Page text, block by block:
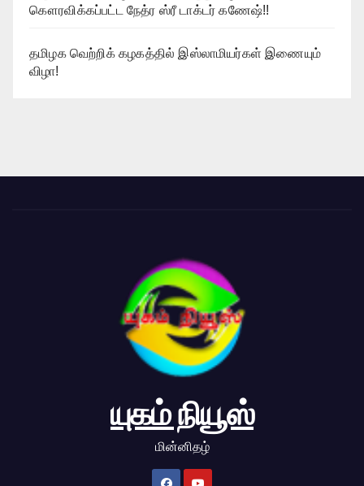
கௌரவிக்கப்பட்ட நேத்ர ஸ்ரீ டாக்டர் கணேஷ்!!
தமிழக வெற்றிக் கழகத்தில் இஸ்லாமியர்கள் இணையும்
விழா!
யுகம் நியூஸ்
மின்னிதழ்